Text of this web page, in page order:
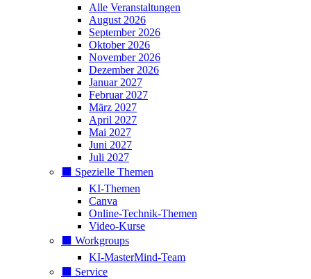
Alle Veranstaltungen
August 2026
September 2026
Oktober 2026
November 2026
Dezember 2026
Januar 2027
Februar 2027
März 2027
April 2027
Mai 2027
Juni 2027
Juli 2027
⬛️ Spezielle Themen
KI-Themen
Canva
Online-Technik-Themen
Video-Kurse
⬛️ Workgroups
KI-MasterMind-Team
⬛️ Service